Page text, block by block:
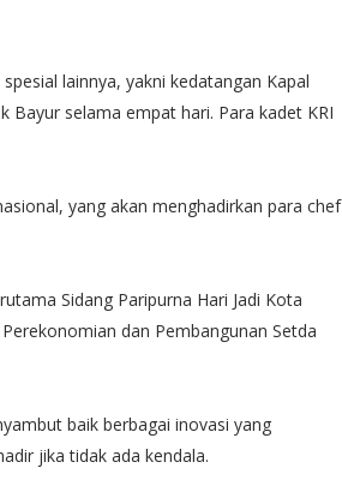
lainnya, yakni kedatangan Kapal
Bayur selama empat hari. Para kadet KRI
yang akan menghadirkan para chef
Sidang Paripurna Hari Jadi Kota
dan Pembangunan Setda
baik berbagai inovasi yang
jika tidak ada kendala.